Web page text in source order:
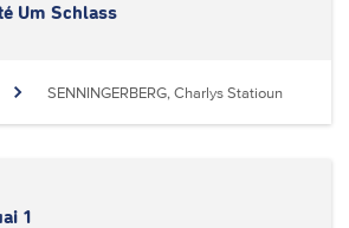
Um Schlass
SENNINGERBERG, Charlys Statioun
1